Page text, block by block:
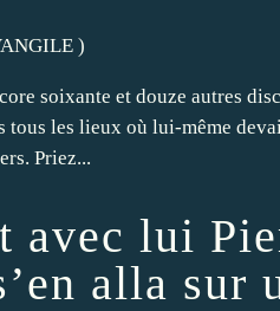
)
soixante et douze autres
tous les lieux où lui-même
Priez...
avec lui
alla sur